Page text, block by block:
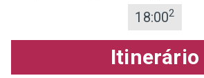
18:002
Itinerário